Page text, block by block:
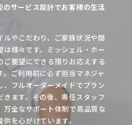
のサービス設計でお客様の生活
ルやこだわり、ご家族状況や間
は様々です。ミッシェル・ホー
ご要望にできる限りお応えする
。ご利用前に必ず担当マネジャ
、フルオーダーメイドでプラン
きます。その後、専任スタッフ
万全なサポート体制で高品質な
を心がけています。